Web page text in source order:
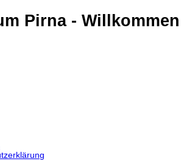
Pirna - Willkommen